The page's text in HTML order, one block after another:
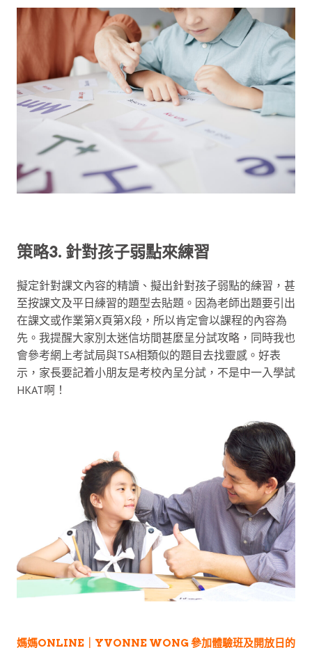
策略3. 針對孩子弱點來練習
擬定針對課文內容的精讀、擬出針對孩子弱點的練習，甚
至按課文及平日練習的題型去貼題。因為老師出題要引出
在課文或作業第X頁第X段，所以肯定會以課程的內容為
先。我提醒大家別太迷信坊間甚麼呈分試攻略，同時我也
會參考網上考試局與TSA相類似的題目去找靈感。好表
示，家長要記着小朋友是考校內呈分試，不是中一入學試
HKAT啊！
媽媽ONLINE｜YVONNE WONG 參加體驗班及開放日的